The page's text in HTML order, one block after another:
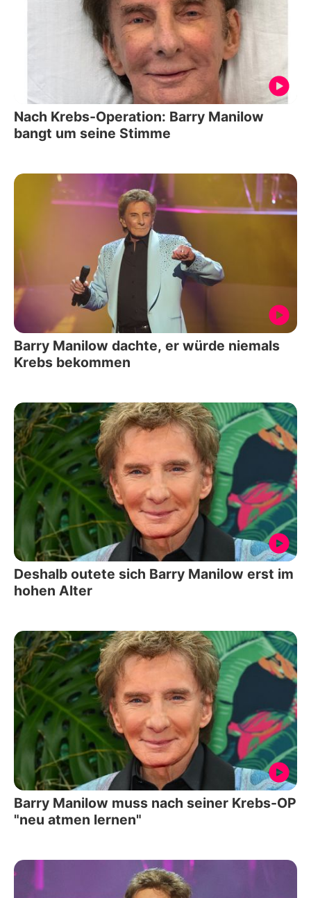
Nach Krebs-Operation: Barry Manilow
bangt um seine Stimme
Barry Manilow dachte, er würde niemals
Krebs bekommen
Deshalb outete sich Barry Manilow erst im
hohen Alter
Barry Manilow muss nach seiner Krebs-OP
"neu atmen lernen"